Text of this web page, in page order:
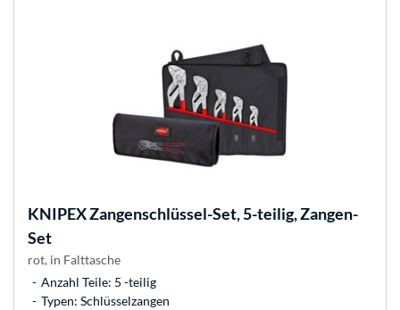
KNIPEXZangenschlüssel-Set, 5-teilig, Zangen-
Set
rot, in Falttasche
Anzahl Teile: 5 -teilig
Typen: Schlüsselzangen